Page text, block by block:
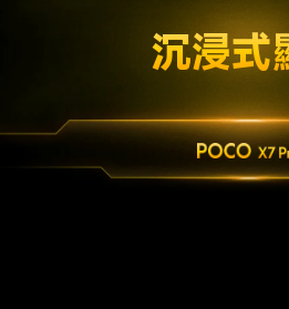
沉浸式